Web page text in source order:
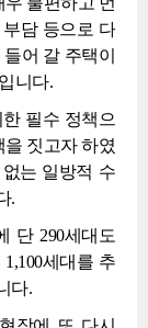
담 등으로 다
어 갈 주택이
니다.
필수 정책으
을 짓고자 하였
는 일방적 수
.
단 290세대도
세대를 추
다.